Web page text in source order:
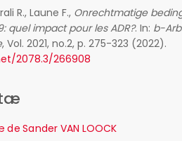
R., Laune F., Onrechtmatige
quel impact pour les ADR?. In: b-
, Vol. 2021, no.2, p. 275-323 (2022).
2078.3/266908
Sander VAN LOOCK